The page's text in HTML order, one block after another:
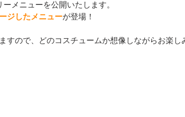
メニューを公開いたします。
ジしたメニューが登場！
すので、どのコスチュームか想像しながらお楽し